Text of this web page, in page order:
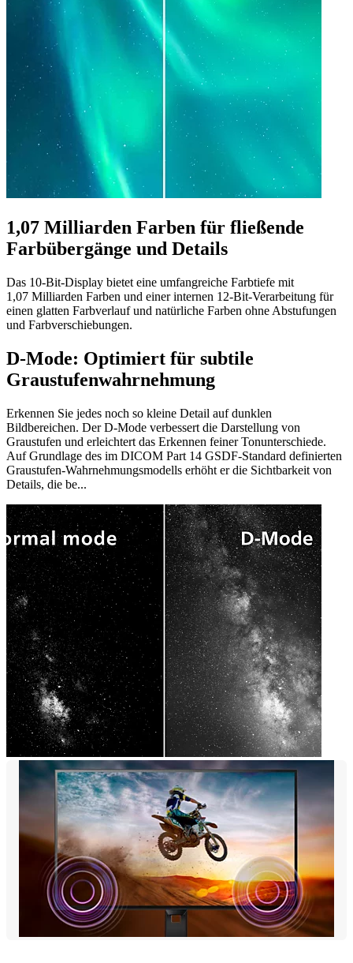
1,07 Milliarden Farben für fließende
Farbübergänge und Details
Das 10-Bit-Display bietet eine umfangreiche Farbtiefe mit
1,07 Milliarden Farben und einer internen 12-Bit-Verarbeitung für
einen glatten Farbverlauf und natürliche Farben ohne Abstufungen
und Farbverschiebungen.
D-Mode: Optimiert für subtile
Graustufenwahrnehmung
Erkennen Sie jedes noch so kleine Detail auf dunklen
Bildbereichen. Der D-Mode verbessert die Darstellung von
Graustufen und erleichtert das Erkennen feiner Tonunterschiede.
Auf Grundlage des im DICOM Part 14 GSDF-Standard definierten
Graustufen-Wahrnehmungsmodells erhöht er die Sichtbarkeit von
Details, die be...